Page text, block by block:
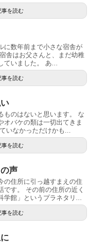
事を読む
に数年前まで小さな宿舎が
舎はお父さんと、まだ幼稚
ていました。 あ...
事を読む
ものはないと思います。 な
オバケの類は一切出てきま
いなかっただけかも...
事を読む
声
の住所に引っ越すまえの住
です。 その前の住所の近く
館」というプラネタリ...
事を読む